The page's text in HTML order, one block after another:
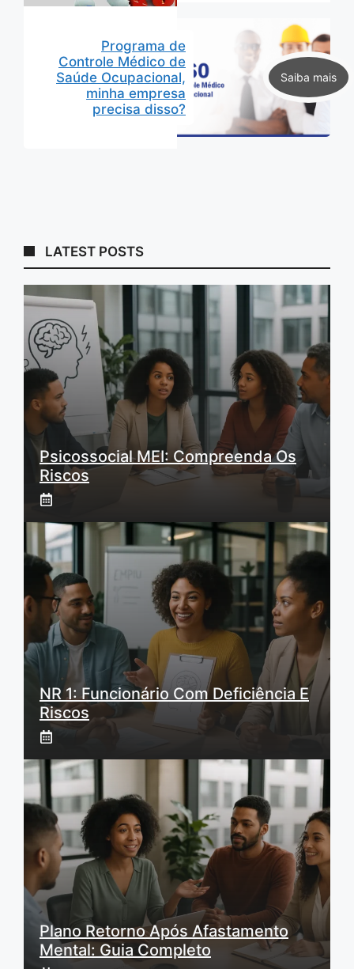
Programa de
Controle Médico de
Saúde Ocupacional,
minha empresa
precisa disso?
LATEST POSTS
Psicossocial MEI: Compreenda Os
Riscos
NR 1: Funcionário Com Deficiência E
Riscos
Plano Retorno Após Afastamento
Mental: Guia Completo